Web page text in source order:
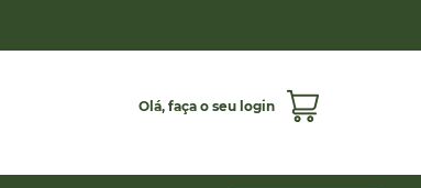
Olá, faça o seu login